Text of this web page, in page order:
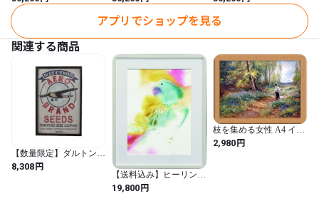
* 1枚1枚作成するため、写真と若干異なる場合がございますの
で、ご了承ください。
* PCのモニターにより実際の商品と色味が多少異なることがござ
います。
* 注文を受けてから、製作いたしますので、注文後の取り消しな
どはご遠慮願います
* 商品到着時に、破損不良がございました場合のみ交換の対象と
させていただきます。
ご注文前に必ずabout　をお読みいただき、ご納得の上ご購入く
ださいませ。
⇒http://yusaishopart.thebase.in/about
テラス 黒猫アレンジ
絵画 インテリア モダ
猫アレンジ 絵画 イン
テリア モダン アートパ
ネル 6017
レンジ 絵画 インテリ
ア モダン アートパネ
ル 6016
アプリでショップを見る
関連する商品
【数量限定】ダルトン
(Dulton) アート フレーム
AERO 懐かしくも新しい
8,308円
【送料込み】ヒーリング
アート Kristine Hegre
Paradise Parrot とまり木
19,800円
枝を集める女性 A4 イギ
リス
2,980円